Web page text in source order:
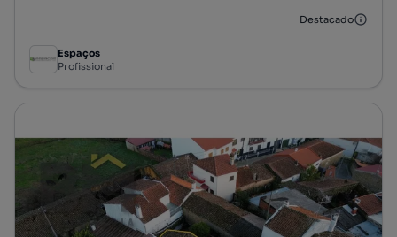
Destacado
Espaços
Profissional